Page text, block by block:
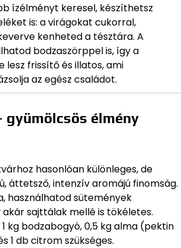
ízélményt keresel, készíthetsz
is: a virágokat cukorral,
kenheted a tésztára. A
bodzaszörppel is, így a
lesz frissítő és illatos, ami
az egész családot.
gyümölcsös élmény
hasonlóan különleges, de
áttetsző, intenzív aromájú finomság.
használhatod sütemények
sajttálak mellé is tökéletes.
kg bodzabogyó, 0,5 kg alma (pektin
1 db citrom szükséges.